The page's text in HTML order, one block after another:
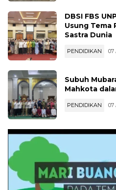
DBSI FBS
Usung Tema
Sastra Dunia
PENDIDIKAN 07
Subuh
Mahkota
PENDIDIKAN 07